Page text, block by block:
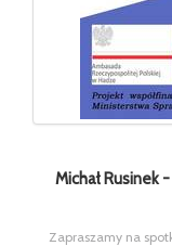
Michał Rusinek
Zapraszamy na